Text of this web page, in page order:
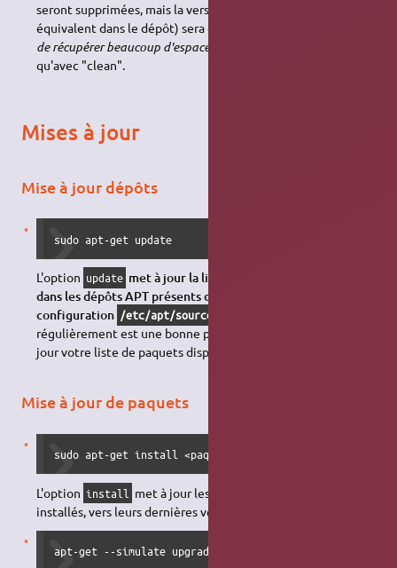
seront supprimées, mais la version à jour (ayant un
équivalent dans le dépôt) sera conservée.
de récupérer beaucoup d'espace disque
qu'avec "clean".
Mises à jour
Mise à jour dépôts
sudo apt-get update
L'option update met à jour la liste des fichiers disponibles
dans les dépôts APT présents dans le fichier de
configuration /etc/apt/sources.list
régulièrement est une bonne pratique, afin de maintenir à
jour votre liste de paquets disponibles.
Mise à jour de paquets
sudo apt-get install <paquet(s)> -V
L'option install met à jour les paquets
installés, vers leurs dernières versions (rarement utilisé).
apt-get --simulate upgrade